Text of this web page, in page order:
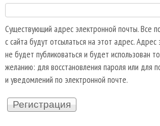
Существующий адрес электронной почты. Все
с сайта будут отсылаться на этот адрес.
не будет публиковаться и будет использован
желанию: для восстановления пароля или для
и уведомлений по электронной почте.